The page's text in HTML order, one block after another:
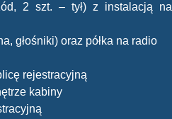
2 szt. – tył) z instalacją na
głośniki) oraz półka na radio
rejestracyjną
kabiny